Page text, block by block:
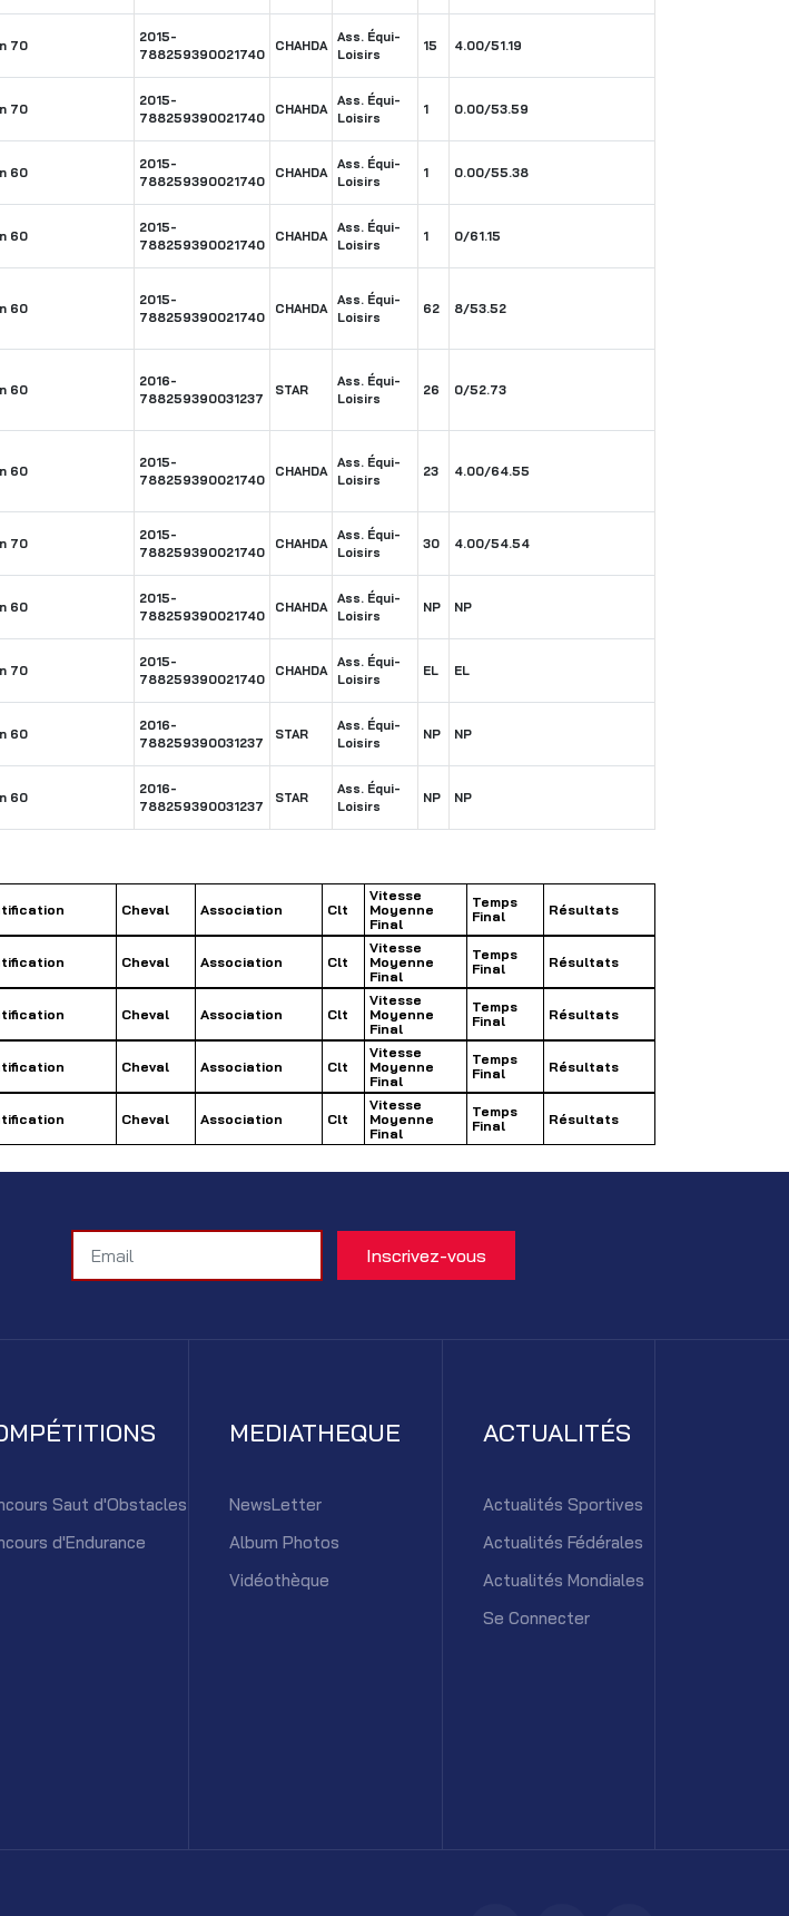
70
2015-
788259390021740
CHAHDA
Ass. Équi-
Loisirs
15 4.00/51.19
70
2015-
788259390021740
CHAHDA
Ass. Équi-
Loisirs
1 0.00/53.59
60
2015-
788259390021740
CHAHDA
Ass. Équi-
Loisirs
1 0.00/55.38
60
2015-
788259390021740
CHAHDA
Ass. Équi-
Loisirs
1 0/61.15
60
2015-
788259390021740
CHAHDA
Ass. Équi-
Loisirs
62 8/53.52
60
2016-
788259390031237
STAR
Ass. Équi-
Loisirs
26 0/52.73
60
2015-
788259390021740
CHAHDA
Ass. Équi-
Loisirs
23 4.00/64.55
70
2015-
788259390021740
CHAHDA
Ass. Équi-
Loisirs
30 4.00/54.54
60
2015-
788259390021740
CHAHDA
Ass. Équi-
Loisirs
NP NP
70
2015-
788259390021740
CHAHDA
Ass. Équi-
Loisirs
EL EL
60
2016-
788259390031237
STAR
Ass. Équi-
Loisirs
NP NP
60
2016-
788259390031237
STAR
Ass. Équi-
Loisirs
NP NP
Cheval Association Clt
Vitesse
Moyenne
Final
Temps
Final
Résultats
Cheval Association Clt
Vitesse
Moyenne
Final
Temps
Final
Résultats
Cheval Association Clt
Vitesse
Moyenne
Final
Temps
Final
Résultats
Cheval Association Clt
Vitesse
Moyenne
Final
Temps
Final
Résultats
Cheval Association Clt
Vitesse
Moyenne
Final
Temps
Final
Résultats
Saut d'Obstacles
d'Endurance
MEDIATHEQUE
NewsLetter
Album Photos
Vidéothèque
ACTUALITÉS
Actualités Sportives
Actualités Fédérales
Actualités Mondiales
Se Connecter